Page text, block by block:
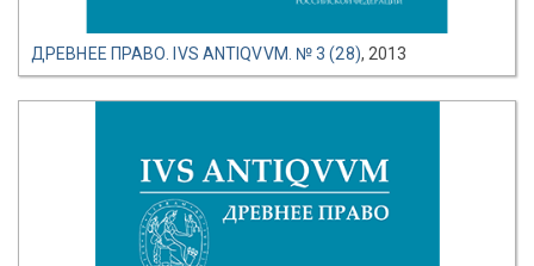
ДРЕВНЕЕ ПРАВО. IVS ANTIQVVM. № 3 (28), 2013